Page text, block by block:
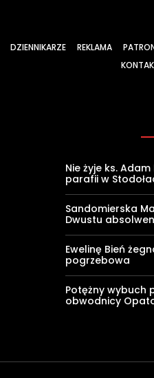
DZIENNIKARZE REKLAMA
Nie żyje ks.
parafii w
Sandomierska
Dwustu
Ewelinę Bień
pogrzebowa
Potężny wybuch
obwodnicy